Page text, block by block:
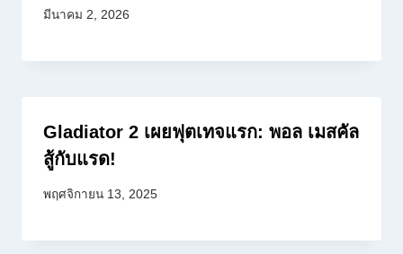
มีนาคม 2, 2026
Gladiator 2 เผยฟุตเทจแรก: พอล เมสคัล
สู้กับแรด!
พฤศจิกายน 13, 2025